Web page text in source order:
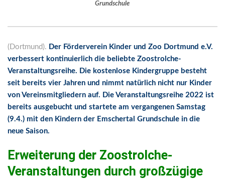
Grundschule
(Dortmund). Der Förderverein Kinder und Zoo Dortmund e.V.
verbessert kontinuierlich die beliebte Zoostrolche-
Veranstaltungsreihe. Die kostenlose Kindergruppe besteht
seit bereits vier Jahren und nimmt natürlich nicht nur Kinder
von Vereinsmitgliedern auf. Die Veranstaltungsreihe 2022 ist
bereits ausgebucht und startete am vergangenen Samstag
(9.4.) mit den Kindern der Emschertal Grundschule in die
neue Saison.
Erweiterung der Zoostrolche-
Veranstaltungen durch großzügige